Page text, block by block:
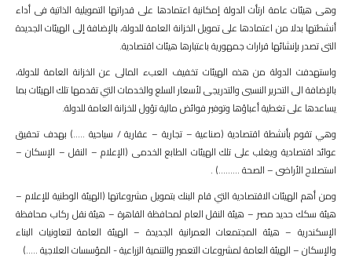
وهى هيئات عامة ارتأت الدولة إمكانية اعتمادها على قدراتها التمويلية الذاتية فى أداء
أنشطتها بدلا من اعتمادها على تمويل الخزانة العامة للدولة، بالإضافة إلى الهيئات الجديدة
التى تصدر بإنشائها قرارات جمهورية باعتبارها هيئات اقتصادية.
واستهدفت الدولة من هذه الهيئات تخفيف العبء المالى عن الخزانة العامة للدولة،
بالإضافة الى التحرير النسبى والتدريجى لأسعار السلع والخدمات التي تقدمها تلك الهيئات بما
يساعدها على تغطية أعباؤها وتوفير فوائض مالية تؤول للخزانة العامة للدولة.
وهي تقوم بأنشطة اقتصادية (صناعية – تجارية – عقارية / سياحية .....) بهدف تحقيق
عوائد اقتصادية ويغلب على تلك الهيئات الطابع الخدمى (الإعلام – النقل – الإسكان –
استصلاح الأراضى – الصحة .........) .
ومن أهم الهيئات الاقتصادية التي قام البنك بتمويل مشروعاتها (الهيئة الوطنية للإعلام –
هيئة سكك حديد مصر – هيئة النقل العام لمحافظة القاهرة – هيئة نقل ركاب محافظة
الإسكندرية – هيئة المجتمعات العمرانية الجديدة – الهيئة العامة لتعاونيات البناء
والإسكان – الهيئة العامة لمشروعات التعمير والتنمية الزراعية - المؤسسات العلاجية .....)